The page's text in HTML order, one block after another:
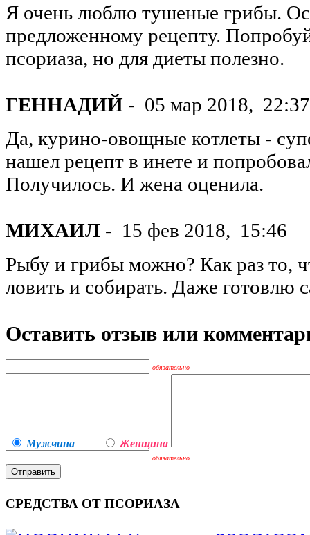
Я очень люблю тушеные грибы.
предложенному рецепту.
псориаза, но для диеты полезно.
ГЕННАДИЙ - 05 мар 2018, 22:37
Да, курино-овощные котлеты -
нашел рецепт в инете и
Получилось. И жена оценила.
МИХАИЛ - 15 фев 2018, 15:46
Рыбу и грибы можно? Как раз то,
ловить и собирать. Даже готовлю
Оставить отзыв или
обязательно
Мужчина Женщина
обязательно
СРЕДСТВА ОТ ПСОРИАЗА